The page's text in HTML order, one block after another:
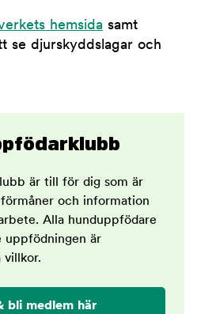
hemsida samt
se djurskyddslagar och
är till för dig som är
och information
Alla hunduppfödare
uppfödningen är
villkor.
bli medlem här